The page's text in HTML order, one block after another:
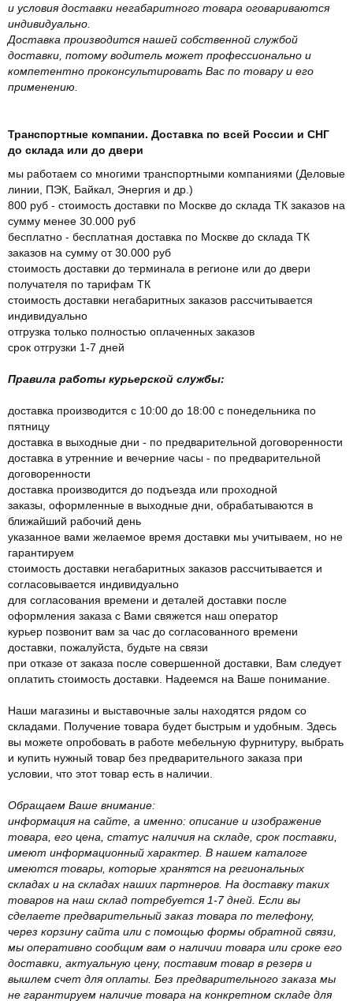
и условия доставки негабаритного товара оговариваются
индивидуально.
Доставка производится нашей собственной службой
доставки, потому водитель может профессионально и
компетентно проконсультировать Вас по товару и его
применению.
Транспортные компании. Доставка по всей России и СНГ
до склада или до двери
мы работаем со многими транспортными компаниями (Деловые
линии, ПЭК, Байкал, Энергия и др.)
800 руб - стоимость доставки по Москве до склада ТК заказов на
сумму менее 30.000 руб
бесплатно - бесплатная доставка по Москве до склада ТК
заказов на сумму от 30.000 руб
стоимость доставки до терминала в регионе или до двери
получателя по тарифам ТК
стоимость доставки негабаритных заказов рассчитывается
индивидуально
отгрузка только полностью оплаченных заказов
срок отгрузки 1-7 дней
Правила работы курьерской службы:
доставка производится с 10:00 до 18:00 с понедельника по
пятницу
доставка в выходные дни - по предварительной договоренности
доставка в утренние и вечерние часы - по предварительной
договоренности
доставка производится до подъезда или проходной
заказы, оформленные в выходные дни, обрабатываются в
ближайший рабочий день
указанное вами желаемое время доставки мы учитываем, но не
гарантируем
стоимость доставки негабаритных заказов рассчитывается и
согласовывается индивидуально
для согласования времени и деталей доставки после
оформления заказа с Вами свяжется наш оператор
курьер позвонит вам за час до согласованного времени
доставки, пожалуйста, будьте на связи
при отказе от заказа после совершенной доставки, Вам следует
оплатить стоимость доставки. Надеемся на Ваше понимание.
Наши магазины и выставочные залы находятся рядом со
складами. Получение товара будет быстрым и удобным. Здесь
вы можете опробовать в работе мебельную фурнитуру, выбрать
и купить нужный товар без предварительного заказа при
условии, что этот товар есть в наличии.
Обращаем Ваше внимание:
информация на сайте, а именно: описание и изображение
товара, его цена, статус наличия на складе, срок поставки,
имеют информационный характер. В нашем каталоге
имеются товары, которые хранятся на региональных
складах и на складах наших партнеров. На доставку таких
товаров на наш склад потребуется 1-7 дней. Если вы
сделаете предварительный заказ товара по телефону,
через корзину сайта или с помощью формы обратной связи,
мы оперативно сообщим вам о наличии товара или сроке его
доставки, актуальную цену, поставим товар в резерв и
вышлем счет для оплаты. Без предварительного заказа мы
не гарантируем наличие товара на конкретном складе для